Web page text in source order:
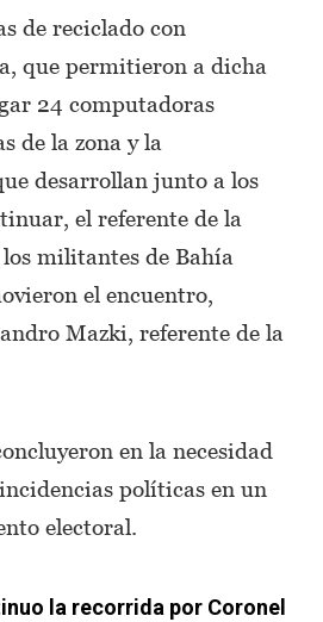
de reciclado con
que permitieron a dicha
24 computadoras
de la zona y la
desarrollan junto a los
el referente de la
militantes de Bahía
el encuentro,
Mazki, referente de la
en la necesidad
políticas en un
electoral.
la recorrida por Coronel